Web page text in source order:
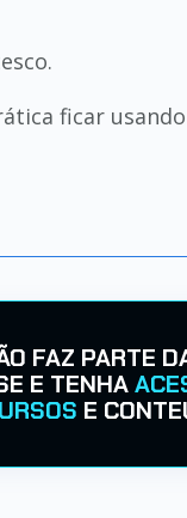
ficar
FAZ PARTE
E TENHA
E